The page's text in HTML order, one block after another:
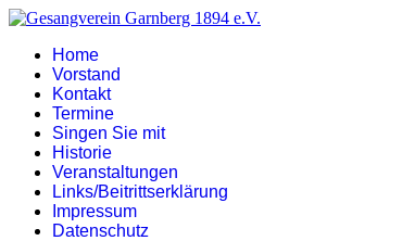
Home
Vorstand
Kontakt
Termine
Singen Sie mit
Historie
Veranstaltungen
Links/Beitrittserklärung
Impressum
Datenschutz